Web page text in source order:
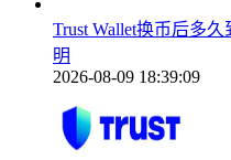
Trust Wallet换币后多
明
2026-08-09 18:39:09